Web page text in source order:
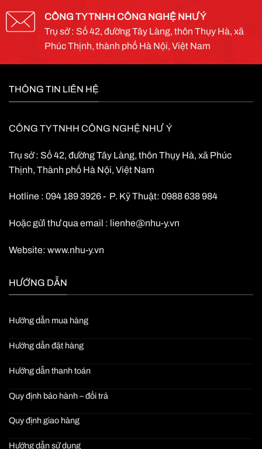
CÔNG TY TNHH CÔNG NGHỆ NHƯ Ý
Trụ sở : Số 42, đường Tây Làng, thôn Thụy Hà, xã
Phúc Thịnh, thành phố Hà Nội, Việt Nam
THÔNG TIN LIÊN HỆ
CÔNG TY TNHH CÔNG NGHỆ NHƯ Ý
Trụ sở : Số 42, đường Tây Làng, thôn Thụy Hà, xã Phúc
Thịnh, Thành phố Hà Nội, Việt Nam
Hotline : 094 189 3926 - P. Kỹ Thuật: 0988 638 984
Hoặc gửi thư qua email : lienhe@nhu-y.vn
Website: www.nhu-y.vn
HƯỚNG DẪN
Hướng dẫn mua hàng
Hướng dẫn đặt hàng
Hướng dẫn thanh toán
Quy định bảo hành – đổi trả
Quy định giao hàng
Hướng dẫn sử dụng